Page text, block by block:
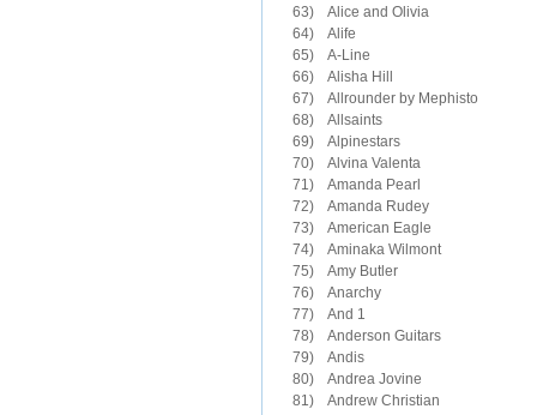
63)　Alice and Olivia
64)　Alife
65)　A-Line
66)　Alisha Hill
67)　Allrounder by Mephisto
68)　Allsaints
69)　Alpinestars
70)　Alvina Valenta
71)　Amanda Pearl
72)　Amanda Rudey
73)　American Eagle
74)　Aminaka Wilmont
75)　Amy Butler
76)　Anarchy
77)　And 1
78)　Anderson Guitars
79)　Andis
80)　Andrea Jovine
81)　Andrew Christian